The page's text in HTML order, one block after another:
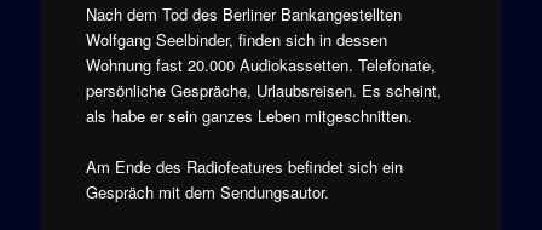
Nach dem Tod des Berliner Bankangestellten
Wolfgang Seelbinder, finden sich in dessen
Wohnung fast 20.000 Audiokassetten. Telefonate,
persönliche Gespräche, Urlaubsreisen. Es scheint,
als habe er sein ganzes Leben mitgeschnitten.
Am Ende des Radiofeatures befindet sich ein
Gespräch mit dem Sendungsautor.